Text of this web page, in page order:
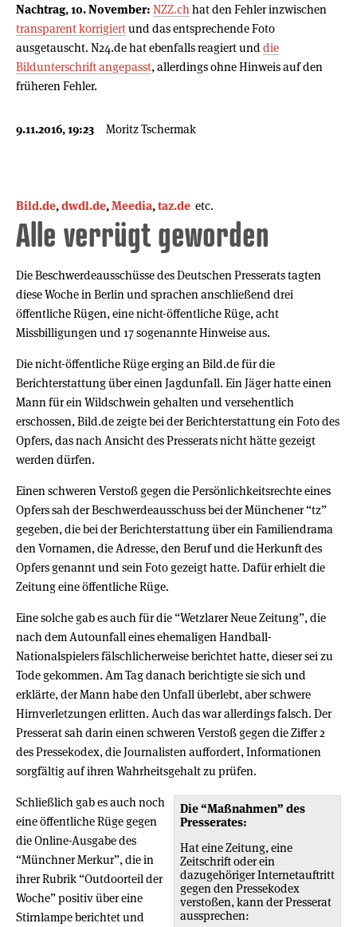
Nachtrag, 10. November: NZZ.ch hat den Fehler inzwischen
transparent korrigiertund das entsprechende Foto
ausgetauscht. N24.de hat ebenfalls reagiert und die
Bildunterschrift angepasst, allerdings ohne Hinweis auf den
früheren Fehler.
9.11.2016, 19:23 Moritz Tschermak
Bild.de,dwdl.de,Meedia,taz.de etc.
Alle verrügt geworden
Die Beschwerdeausschüsse des Deutschen Presserats tagten
diese Woche in Berlin und sprachen anschließend drei
öffentliche Rügen, eine nicht-öffentliche Rüge, acht
Missbilligungen und 17 sogenannte Hinweise aus.
Die nicht-öffentliche Rüge erging an Bild.de für die
Berichterstattung über einen Jagdunfall. Ein Jäger hatte einen
Mann für ein Wildschwein gehalten und versehentlich
erschossen, Bild.de zeigte bei der Berichterstattung ein Foto des
Opfers, das nach Ansicht des Presserats nicht hätte gezeigt
werden dürfen.
Einen schweren Verstoß gegen die Persönlichkeitsrechte eines
Opfers sah der Beschwerdeausschuss bei der Münchener “tz”
gegeben, die bei der Berichterstattung über ein Familiendrama
den Vornamen, die Adresse, den Beruf und die Herkunft des
Opfers genannt und sein Foto gezeigt hatte. Dafür erhielt die
Zeitung eine öffentliche Rüge.
Eine solche gab es auch für die “Wetzlarer Neue Zeitung”, die
nach dem Autounfall eines ehemaligen Handball-
Nationalspielers fälschlicherweise berichtet hatte, dieser sei zu
Tode gekommen. Am Tag danach berichtigte sie sich und
erklärte, der Mann habe den Unfall überlebt, aber schwere
Hirnverletzungen erlitten. Auch das war allerdings falsch. Der
Presserat sah darin einen schweren Verstoß gegen die Ziffer 2
des Pressekodex, die Journalisten auffordert, Informationen
sorgfältig auf ihren Wahrheitsgehalt zu prüfen.
Die “Maßnahmen” des
Presserates:
Hat eine Zeitung, eine
Zeitschrift oder ein
dazugehöriger Internetauftritt
gegen den Pressekodex
verstoßen, kann der Presserat
aussprechen:
Schließlich gab es auch noch
eine öffentliche Rüge gegen
die Online-Ausgabe des
“Münchner Merkur”, die in
ihrer Rubrik “Outdoorteil der
Woche” positiv über eine
Stirnlampe berichtet und